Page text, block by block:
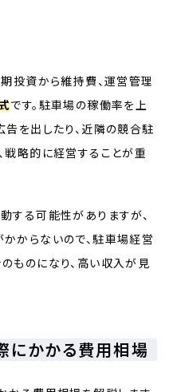
投資から維持費、運営管理
です。駐車場の稼働率を上
告を出したり、近隣の競合駐
戦略的に経営することが重
する可能性がありますが、
からないので、駐車場経営
ものになり、高い収入が見
にかかる費用相場